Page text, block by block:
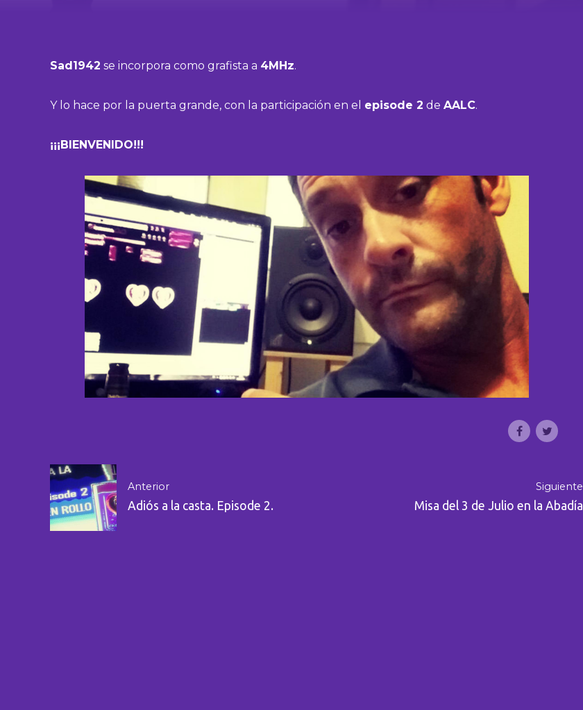
Sad1942 se incorpora como grafista a 4MHz.
Y lo hace por la puerta grande, con la participación en el episode 2 de AALC.
¡¡¡BIENVENIDO!!!
Anterior
Adiós a la casta. Episode 2.
Siguiente
Misa del 3 de Julio en la Abadía